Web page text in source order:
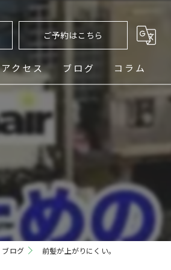
ご予約はこちら
アクセス ブログ コラム
ブログ 前髪が上がりにくい。